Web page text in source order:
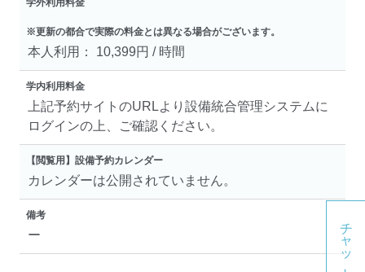
学外利用料金
※更新の都合で実際の料金とは異なる場合がございます。
本人利用： 10,399円 / 時間
学内利用料金
上記予約サイトのURLより設備統合管理システムに
ログインの上、ご確認ください。
【閲覧用】設備予約カレンダー
カレンダーは公開されていません。
備考
ー